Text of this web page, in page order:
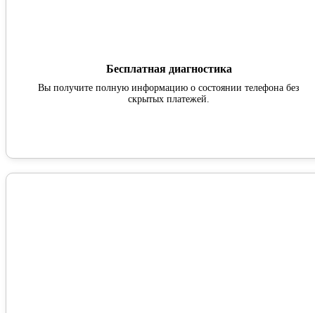
Бесплатная диагностика
Вы получите полную информацию о состоянии телефона без
скрытых платежей.